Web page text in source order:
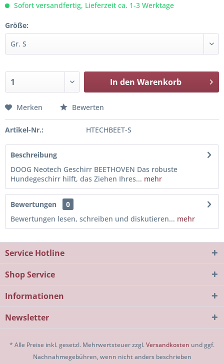
Sofort versandfertig, Lieferzeit ca. 1-3 Werktage
Größe:
In den Warenkorb
Merken Bewerten
Artikel-Nr.: HTECHBEET-S
Beschreibung
DOOG Neotech Geschirr BEETHOVEN Das robuste
Hundegeschirr hilft, das Ziehen Ihres... mehr
Bewertungen
0
Bewertungen lesen, schreiben und diskutieren... mehr
Service Hotline
Shop Service
Informationen
Newsletter
* Alle Preise inkl. gesetzl. Mehrwertsteuer zzgl.Versandkosten und ggf.
Nachnahmegebühren, wenn nicht anders beschrieben